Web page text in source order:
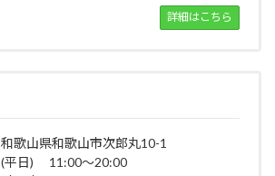
詳細はこちら
和歌山県和歌山市次郎丸10-1
(平日) 11:00～20:00